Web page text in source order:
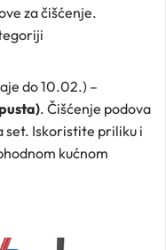
za čišćenje.
do 10.02.) –
. Čišćenje podova
set. Iskoristite priliku i
kućnom